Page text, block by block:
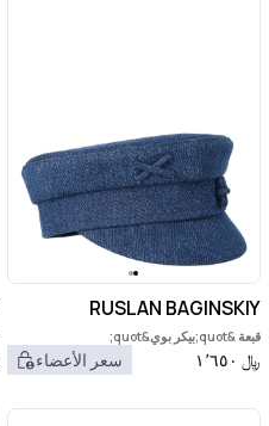
RUSLAN BAGINSKIY
قبعة &quot;بيكر بوي&quot;
﷼ ١٬٦٥٠ سعر الأعضاء